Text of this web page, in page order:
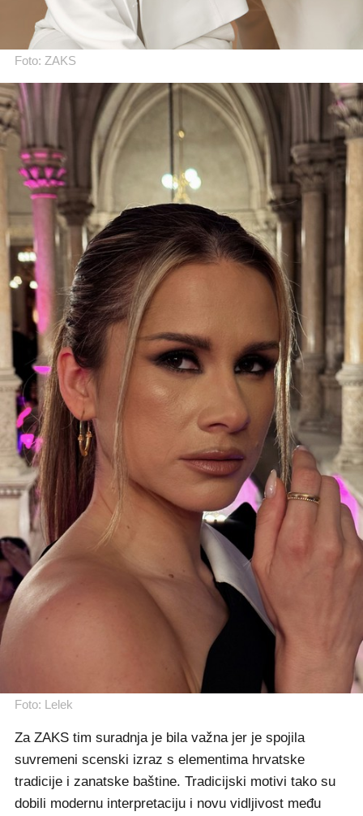
Foto: ZAKS
Foto: Lelek
Za ZAKS tim suradnja je bila važna jer je spojila
suvremeni scenski izraz s elementima hrvatske
tradicije i zanatske baštine. Tradicijski motivi tako su
dobili modernu interpretaciju i novu vidljivost među